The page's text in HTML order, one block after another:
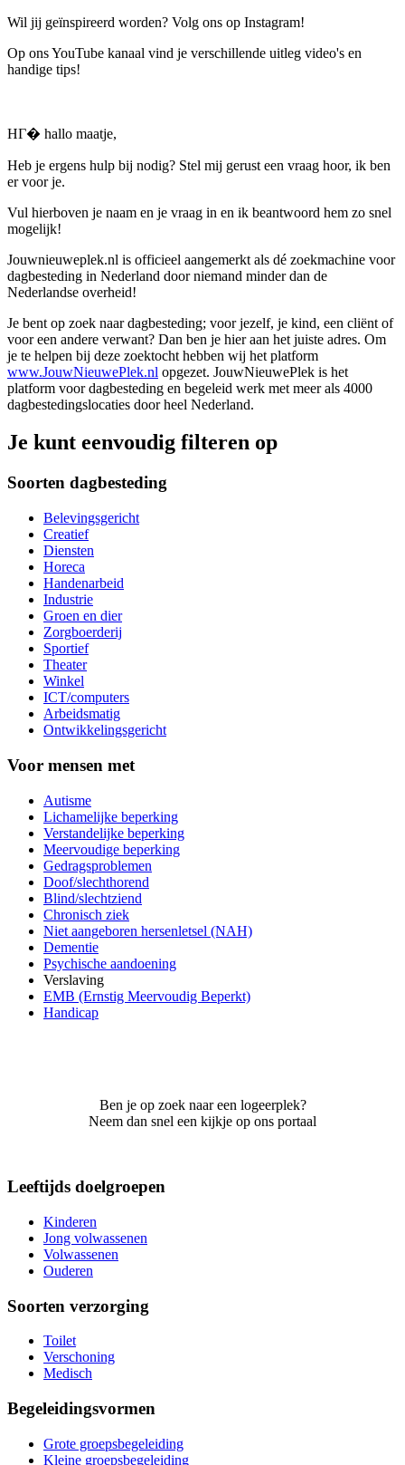
Wil jij geïnspireerd worden? Volg ons op Instagram!
Op ons YouTube kanaal vind je verschillende uitleg video's en
handige tips!
HГ� hallo maatje,
Heb je ergens hulp bij nodig? Stel mij gerust een vraag hoor, ik ben
er voor je.
Vul hierboven je naam en je vraag in en ik beantwoord hem zo snel
mogelijk!
Jouwnieuweplek.nl is officieel aangemerkt als dé zoekmachine voor
dagbesteding in Nederland door niemand minder dan de
Nederlandse overheid!
Je bent op zoek naar dagbesteding; voor jezelf, je kind, een cliënt of
voor een andere verwant? Dan ben je hier aan het juiste adres. Om
je te helpen bij deze zoektocht hebben wij het platform
www.JouwNieuwePlek.nl opgezet. JouwNieuwePlek is het
platform voor dagbesteding en begeleid werk met meer als 4000
dagbestedingslocaties door heel Nederland.
Je kunt eenvoudig filteren op
Soorten dagbesteding
Belevingsgericht
Creatief
Diensten
Horeca
Handenarbeid
Industrie
Groen en dier
Zorgboerderij
Sportief
Theater
Winkel
ICT/computers
Arbeidsmatig
Ontwikkelingsgericht
Voor mensen met
Autisme
Lichamelijke beperking
Verstandelijke beperking
Meervoudige beperking
Gedragsproblemen
Doof/slechthorend
Blind/slechtziend
Chronisch ziek
Niet aangeboren hersenletsel (NAH)
Dementie
Psychische aandoening
Verslaving
EMB (Ernstig Meervoudig Beperkt)
Handicap
Ben je op zoek naar een logeerplek?
Neem dan snel een kijkje op ons portaal
Leeftijds doelgroepen
Kinderen
Jong volwassenen
Volwassenen
Ouderen
Soorten verzorging
Toilet
Verschoning
Medisch
Begeleidingsvormen
Grote groepsbegeleiding
Kleine groepsbegeleiding